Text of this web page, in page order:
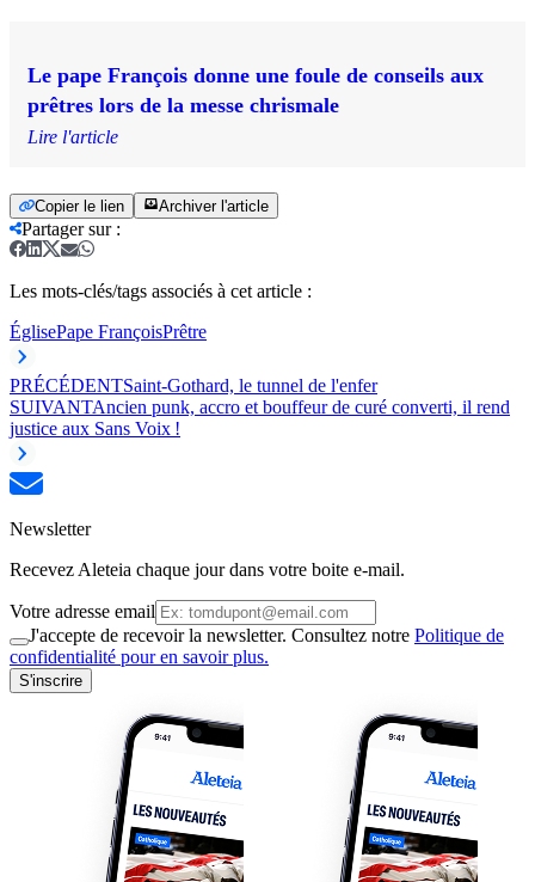
Le pape François donne une foule de conseils aux
prêtres lors de la messe chrismale
Lire l'article
Copier le lien Archiver l'article
Partager sur:
Les mots-clés/tags associés à cet article :
ÉglisePape FrançoisPrêtre
PRÉCÉDENTSaint-Gothard, le tunnel de l'enfer
SUIVANTAncien punk, accro et bouffeur de curé converti, il rend
justice aux Sans Voix !
Newsletter
Recevez Aleteia chaque jour dans votre boite e-mail.
Votre adresse email
J'accepte de recevoir la newsletter. Consultez notre Politique de
confidentialité pour en savoir plus.
S'inscrire